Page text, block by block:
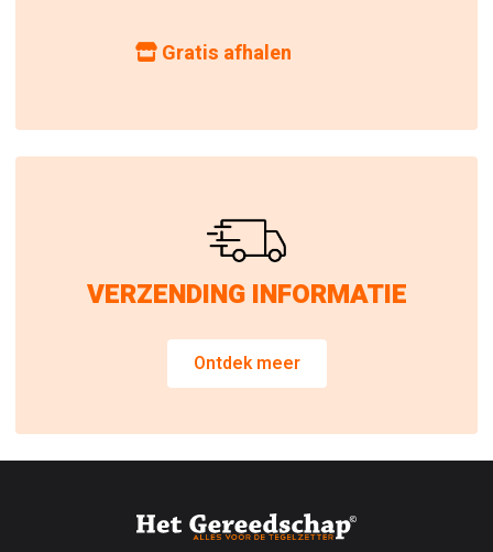
Gratis afhalen
VERZENDING INFORMATIE
Ontdek meer